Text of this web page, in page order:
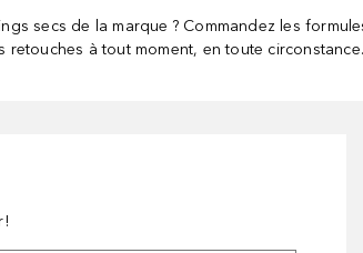
secs de la marque ? Commandez les
à tout moment, en toute